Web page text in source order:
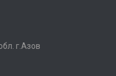
г.Азов